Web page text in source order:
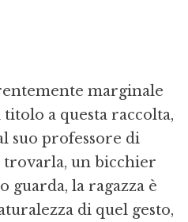
marginale
a questa raccolta,
suo professore di
trovarla, un bicchier
guarda, la ragazza è
di quel gesto,